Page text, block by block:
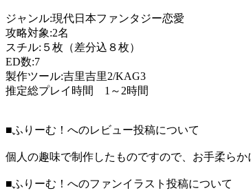
ジャンル:現代日本ファンタジー恋愛
攻略対象:2名
スチル:５枚（差分込８枚）
ED数:7
製作ツール:吉里吉里2/KAG3
推定総プレイ時間 1～2時間
■ふりーむ！へのレビュー投稿について
個人の趣味で制作したものですので、お手柔らか
■ふりーむ！へのファンイラスト投稿について